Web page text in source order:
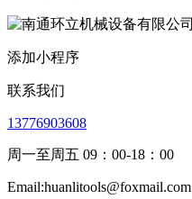
添加小程序
联系我们
13776903608
周一至周五 09：00-18：00
Email:huanlitools@foxmail.com